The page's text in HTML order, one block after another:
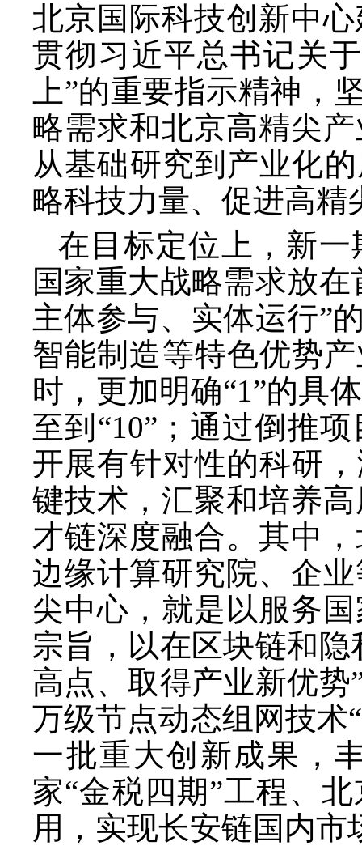
北京国际科技创新中
贯彻习近平总书记关
上”的重要指示精神，
略需求和北京高精尖
从基础研究到产业化
略科技力量、促进高精
在目标定位上，新
国家重大战略需求放
主体参与、实体运行”
智能制造等特色优势
时，更加明确“1”的具
至到“10”；通过倒推
开展有针对性的科研
键技术，汇聚和培养
才链深度融合。其中
边缘计算研究院、企
尖中心，就是以服务
宗旨，以在区块链和
高点、取得产业新优
万级节点动态组网技术
一批重大创新成果，
家“金税四期”工程、
用，实现长安链国内